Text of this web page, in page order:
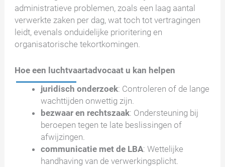
administratieve problemen, zoals een laag aantal
verwerkte zaken per dag, wat toch tot vertragingen
leidt, evenals onduidelijke prioritering en
organisatorische tekortkomingen.
Hoe een luchtvaartadvocaat u kan helpen
juridisch onderzoek: Controleren of de lange
wachttijden onwettig zijn.
bezwaar en rechtszaak: Ondersteuning bij
beroepen tegen te late beslissingen of
afwijzingen.
communicatie met de LBA: Wettelijke
handhaving van de verwerkingsplicht.